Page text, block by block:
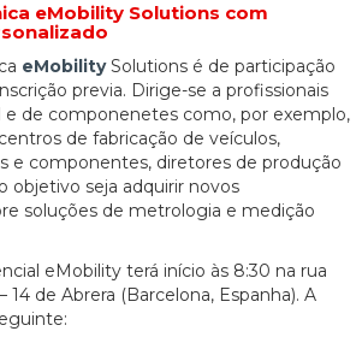
eMobility Solutions com
eMobilitySolutions é de participação
previa. Dirige-se a profissionais
de componenetes como, por exemplo,
de fabricação de veículos,
e componentes, diretores de produção
objetivo seja adquirir novos
soluções de metrologia e medição
eMobility terá início às 8:30 na rua
14 de Abrera (Barcelona, Espanha). A